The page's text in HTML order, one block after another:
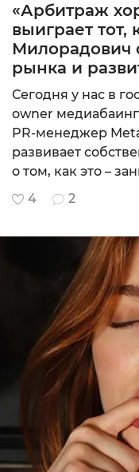
«Арбитраж
выиграет тот,
Милорадович
рынка и
Сегодня у нас в
owner
PR-менеджер
развивает
о том, как это –
4
2